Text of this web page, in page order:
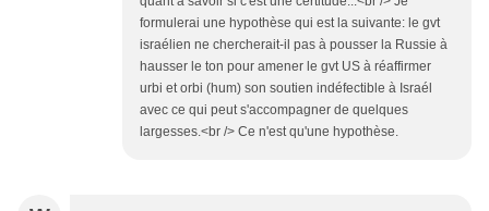
formulerai une hypothèse qui est la suivante: le gvt
israélien ne chercherait-il pas à pousser la Russie à
hausser le ton pour amener le gvt US à réaffirmer
urbi et orbi (hum) son soutien indéfectible à Israél
avec ce qui peut s'accompagner de quelques
largesses.<br /> Ce n'est qu'une hypothèse.